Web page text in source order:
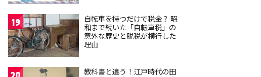
19
自転車を持つだけで税金？ 昭
和まで続いた「自転車税」の
意外な歴史と脱税が横行した
理由
教科書と違う！江戸時代の田